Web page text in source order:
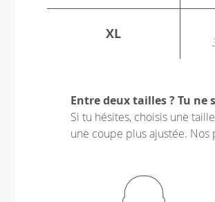
XL
Entre deux tailles ? Tu ne
Si tu hésites, choisis une
une coupe plus ajustée.